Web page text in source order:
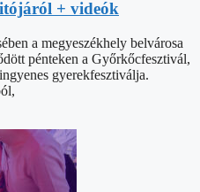
+ videók
a megyeszékhely belvárosa
pénteken a Győrkőcfesztivál,
gyerekfesztiválja.